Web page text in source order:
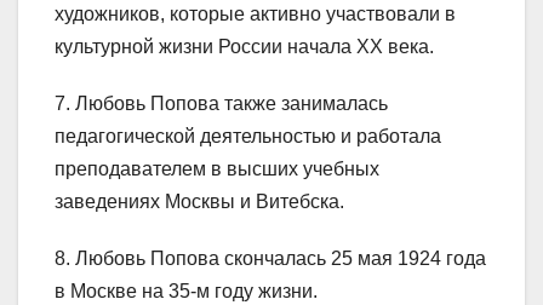
художников, которые активно участвовали в
культурной жизни России начала XX века.
7. Любовь Попова также занималась
педагогической деятельностью и работала
преподавателем в высших учебных
заведениях Москвы и Витебска.
8. Любовь Попова скончалась 25 мая 1924 года
в Москве на 35-м году жизни.